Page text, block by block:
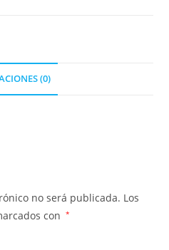
(0)
no será publicada. Los
con
*